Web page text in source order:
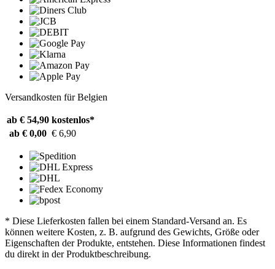
Versandkosten für Belgien
ab € 54,90 kostenlos*
ab € 0,00 € 6,90
* Diese Lieferkosten fallen bei einem Standard-Versand an. Es
können weitere Kosten, z. B. aufgrund des Gewichts, Größe oder
Eigenschaften der Produkte, entstehen. Diese Informationen findest
du direkt in der Produktbeschreibung.